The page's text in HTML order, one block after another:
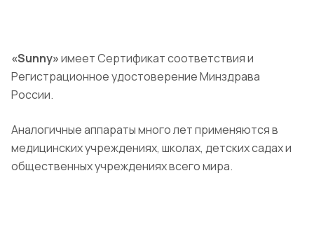
«Sunny»имеет Сертификат соответствия и
Регистрационное удостоверение Минздрава
России.
Аналогичные аппараты много лет применяются в
медицинских учреждениях, школах, детских садах и
общественных учреждениях всего мира.